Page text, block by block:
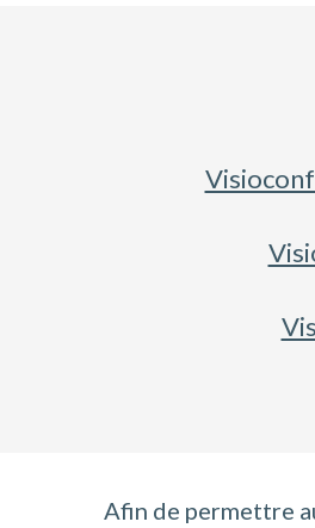
Afin de permettre